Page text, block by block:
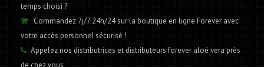
temps choisi ?
Commandez 7j/7 24h/24 sur la boutique en ligne Forever avec
votre accès personnel sécurisé !
Appelez nos distributrices et distributeurs forever aloé vera près
de chez vous